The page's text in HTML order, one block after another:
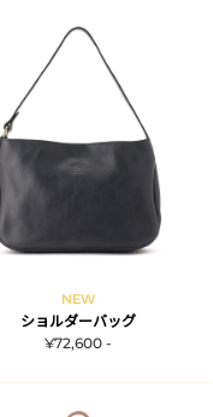
NEW
ショルダーバッグ
¥72,600 -